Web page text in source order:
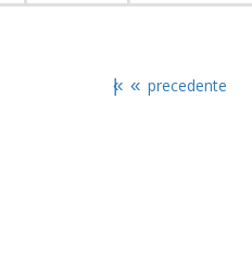
|« « precedente